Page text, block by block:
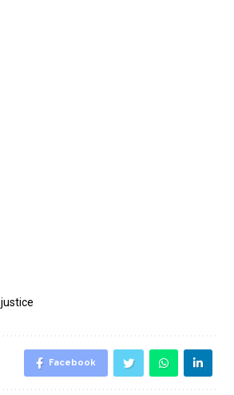
justice
Facebook